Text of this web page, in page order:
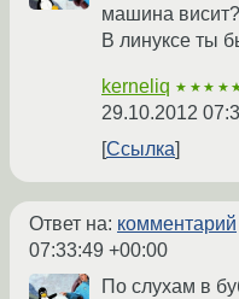
машина
В линуксе ты
kerneliq
29.10.2012
Ссылка
Ответ на: комментарий
07:33:49 +00:00
По слухам в